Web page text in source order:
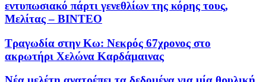
εντυπωσιακό πάρτι γενεθλίων της κόρης τους,
Μελίτας – ΒΙΝΤΕΟ
Τραγωδία στην Κω: Νεκρός 67χρονος στο
ακρωτήρι Χελώνα Καρδάμαινας